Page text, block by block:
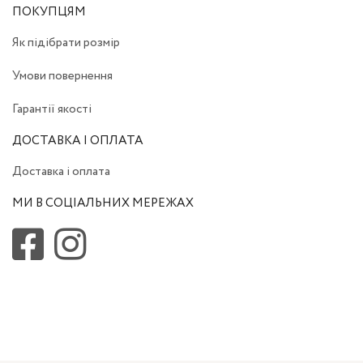
ПОКУПЦЯМ
Як підібрати розмір
Умови повернення
Гарантії якості
ДОСТАВКА І ОПЛАТА
Доставка і оплата
МИ В СОЦІАЛЬНИХ МЕРЕЖАХ